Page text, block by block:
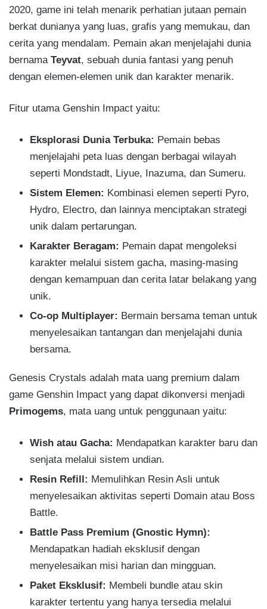
2020, game ini telah menarik perhatian jutaan pemain
berkat dunianya yang luas, grafis yang memukau, dan
cerita yang mendalam. Pemain akan menjelajahi dunia
bernama Teyvat, sebuah dunia fantasi yang penuh
dengan elemen-elemen unik dan karakter menarik.
Fitur utama Genshin Impact yaitu:
Eksplorasi Dunia Terbuka: Pemain bebas
menjelajahi peta luas dengan berbagai wilayah
seperti Mondstadt, Liyue, Inazuma, dan Sumeru.
Sistem Elemen: Kombinasi elemen seperti Pyro,
Hydro, Electro, dan lainnya menciptakan strategi
unik dalam pertarungan.
Karakter Beragam: Pemain dapat mengoleksi
karakter melalui sistem gacha, masing-masing
dengan kemampuan dan cerita latar belakang yang
unik.
Co-op Multiplayer: Bermain bersama teman untuk
menyelesaikan tantangan dan menjelajahi dunia
bersama.
Genesis Crystals adalah mata uang premium dalam
game Genshin Impact yang dapat dikonversi menjadi
Primogems, mata uang untuk penggunaan yaitu:
Wish atau Gacha: Mendapatkan karakter baru dan
senjata melalui sistem undian.
Resin Refill: Memulihkan Resin Asli untuk
menyelesaikan aktivitas seperti Domain atau Boss
Battle.
Battle Pass Premium (Gnostic Hymn):
Mendapatkan hadiah eksklusif dengan
menyelesaikan misi harian dan mingguan.
Paket Eksklusif: Membeli bundle atau skin
karakter tertentu yang hanya tersedia melalui